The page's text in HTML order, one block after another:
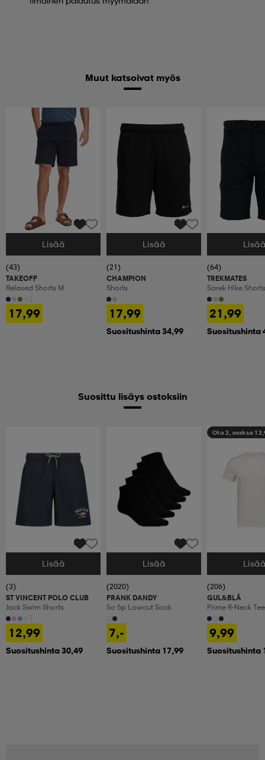
Muut katsoivat myös
Valitse Koko
Lisää
(43)
TAKEOFF
Relaxed Shorts M
17,99
Valitse Koko
Lisää
(21)
CHAMPION
Shorts
17,99
Suositushinta 34,99
Valitse Koko
(64)
TREKMATES
Sarek Hike
21,99
Suositushinta
Suosittu lisäys ostoksiin
Valitse Koko
Lisää
(3)
ST VINCENT POLO CLUB
Jack Swim Shorts
12,99
Suositushinta 30,49
Valitse Koko
Lisää
(2020)
FRANK DANDY
So 5p Lowcut Sock
7,-
Suositushinta 17,99
Ota 2, maksa
Valitse Koko
(206)
GUL&BLÅ
Prime R-Neck
9,99
Suositushinta